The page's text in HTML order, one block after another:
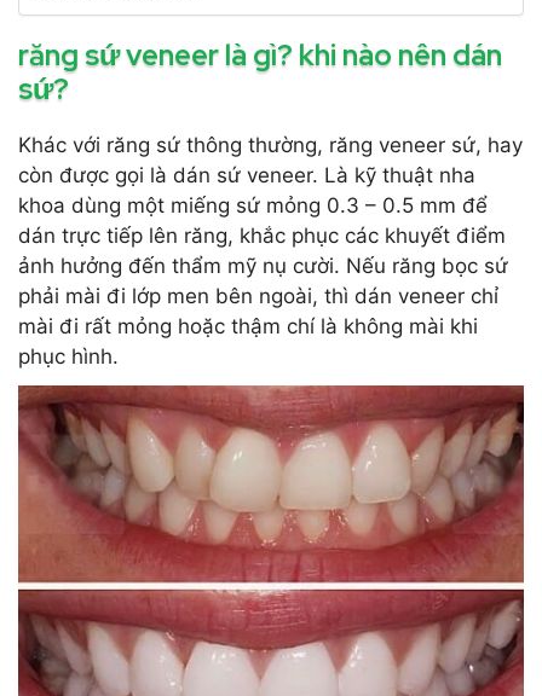
răng sứ veneer là gì? khi nào nên dán
sứ?
Khác với răng sứ thông thường, răng veneer sứ, hay
còn được gọi là dán sứ veneer. Là kỹ thuật nha
khoa dùng một miếng sứ mỏng 0.3 – 0.5 mm để
dán trực tiếp lên răng, khắc phục các khuyết điểm
ảnh hưởng đến thẩm mỹ nụ cười. Nếu răng bọc sứ
phải mài đi lớp men bên ngoài, thì dán veneer chỉ
mài đi rất mỏng hoặc thậm chí là không mài khi
phục hình.